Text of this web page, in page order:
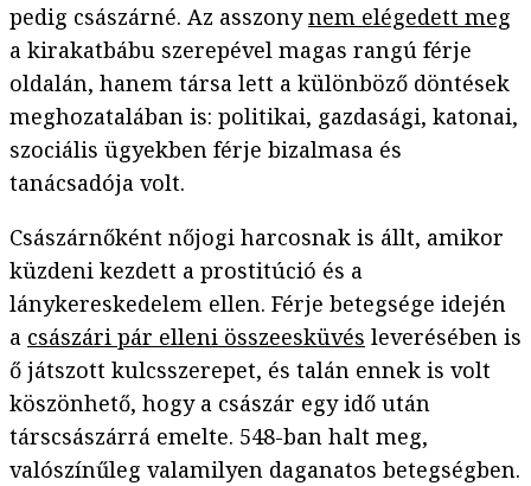
pedig császárné. Az asszonynem elégedett meg
a kirakatbábu szerepével magas rangú férje
oldalán, hanem társa lett a különböző döntések
meghozatalában is: politikai, gazdasági, katonai,
szociális ügyekben férje bizalmasa és
tanácsadója volt.
Császárnőként nőjogi harcosnak is állt, amikor
küzdeni kezdett a prostitúció és a
lánykereskedelem ellen. Férje betegsége idején
a császári pár elleni összeesküvés leverésében is
ő játszott kulcsszerepet, és talán ennek is volt
köszönhető, hogy a császár egy idő után
társcsászárrá emelte. 548-ban halt meg,
valószínűleg valamilyen daganatos betegségben.